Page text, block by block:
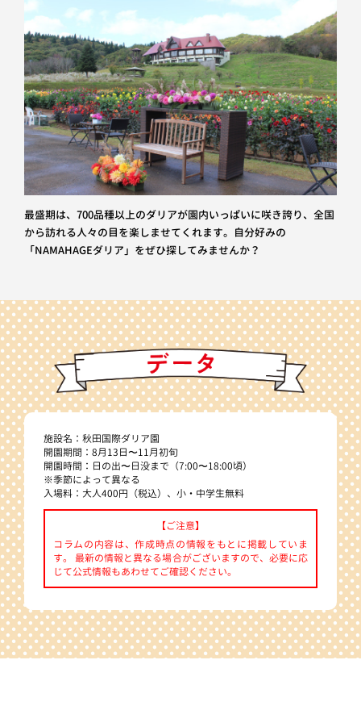
最盛期は、700品種以上のダリアが園内いっぱいに咲き誇り、全国
から訪れる人々の目を楽しませてくれます。自分好みの
「NAMAHAGEダリア」をぜひ探してみませんか？
施設名：秋田国際ダリア園
開園期間：8月13日〜11月初旬
開園時間：日の出〜日没まで（7:00〜18:00頃）
※季節によって異なる
入場料：大人400円（税込）、小・中学生無料
【ご注意】
コラムの内容は、作成時点の情報をもとに掲載していま
す。 最新の情報と異なる場合がございますので、必要に応
じて公式情報もあわせてご確認ください。